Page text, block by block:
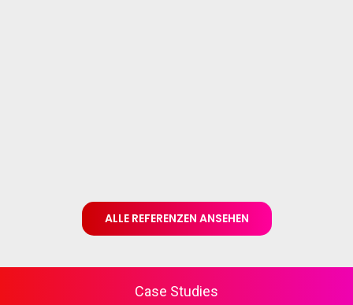
ALLE REFERENZEN ANSEHEN
Case Studies